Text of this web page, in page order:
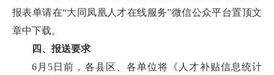
报表单请在“大同凤凰人才在线服务”微信公众平台置顶文
章中下载。
四、报送要求
6月5日前，各县区、各单位将《人才补贴信息统计